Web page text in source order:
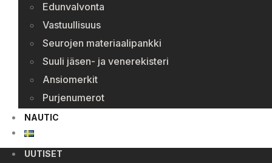
Edunvalvonta
Vastuullisuus
Seurojen materiaalipankki
Suuli jäsen- ja venerekisteri
Ansiomerkit
Purjenumerot
NAUTIC
UUTISET